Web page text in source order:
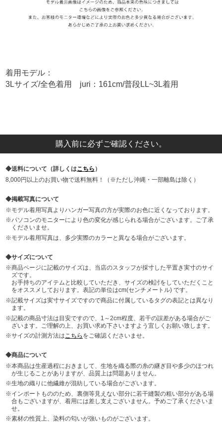
着用モデル：
3Lサイズ/全色着用 juri：161cm/普段LL~3L着用
購入前に必ずご確認ください。
送料について（詳しくはこちら ）
8,000円以上のお買い物で送料無料！（※ただし沖縄・一部離島は除く）
掲載写真について
モデル着用写真よりハンガー写真の方が実際のお色に近くなっております。
パソコンのモニターにより色の変化が感じられる場合がございます。ご了承
くださいませ。
モデル着用写真は、多少実際のカラーと異なる場合がございます。
サイズについて
商品ページに記載のサイズは、当店のスタッフが採寸した平置き実寸のサイ
ズです。
お手持ちのアイテムと比較していただき、サイズの検討をしていただくこと
をオススメしております。表記の単位はcm(センチメートル) です。
記載サイズは実寸サイズですので商品に付属しているタグの表記とは異なり
ます。
記載の商品寸法は目安ですので、1～2cm程度、若干の誤差がある場合がご
ざいます。ご理解の上、お買い求め下さいますよう宜しくお願い致します。
サイズの計測方法はこちら をご確認くださいませ。
商品について
本商品は生産過程におきまして、生地を織る際の糸の継ぎ目や多少のほつれ
が生じることがありますが、品質上は問題ありません。
生地の織りに他繊維が混紡している場合がございます。
インポートもののため、裏側等見えない部分に若干縫製の粗い部分がある場
合もございますが、着用には差し支えございません。予めご了承くださいま
せ。
素材の性質上、染料の匂いが強いものがございます。